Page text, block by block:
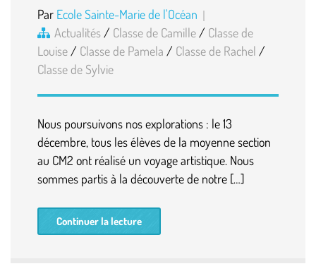
Par Ecole Sainte-Marie de l'Océan
Actualités / Classe de Camille / Classe de
Louise / Classe de Pamela / Classe de Rachel /
Classe de Sylvie
Nous poursuivons nos explorations : le 13
décembre, tous les élèves de la moyenne section
au CM2 ont réalisé un voyage artistique. Nous
sommes partis à la découverte de notre […]
Continuer la lecture